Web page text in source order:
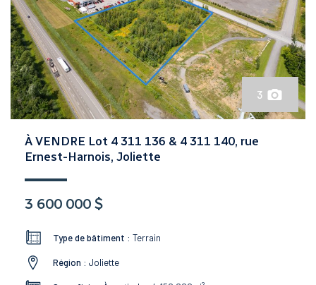
3
À VENDRE Lot 4 311 136 & 4 311 140, rue
Ernest-Harnois, Joliette
3 600 000 $
Type de bâtiment : Terrain
Région : Joliette